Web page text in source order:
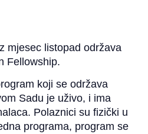
mjesec listopad održava
Fellowship.
koji se održava
Sadu je uživo, i ima
Polaznici su fizički u
programa, program se